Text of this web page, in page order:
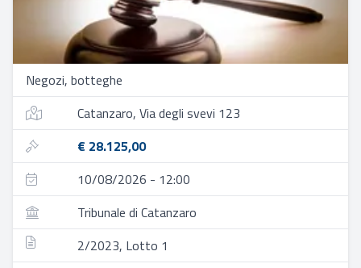
Negozi, botteghe
Catanzaro, Via degli svevi 123
€ 28.125,00
10/08/2026 - 12:00
Tribunale di Catanzaro
2/2023, Lotto 1